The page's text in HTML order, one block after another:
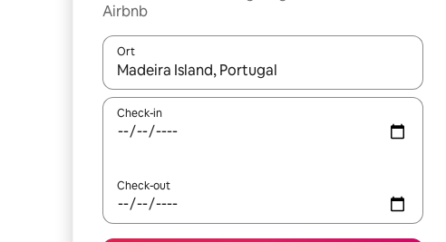
Airbnb
Ort
Wenn Ergebnisse verfügbar sind, navigiere mit den
Check-in
Check-out